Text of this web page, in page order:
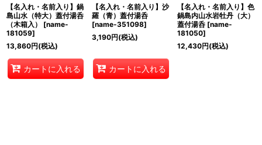
【名入れ・名前入り】鍋
島山水（特大）蓋付湯呑
（木箱入）
[name-
181059]
13,860円(税込)
カートに入れる
【名入れ・名前入り】沙
羅（青）蓋付湯呑
[name-351098]
3,190円(税込)
カートに入れる
【名入れ・名前入り】色
鍋島内山水岩牡丹（大）
蓋付湯呑 [name-
181050]
12,430円(税込)